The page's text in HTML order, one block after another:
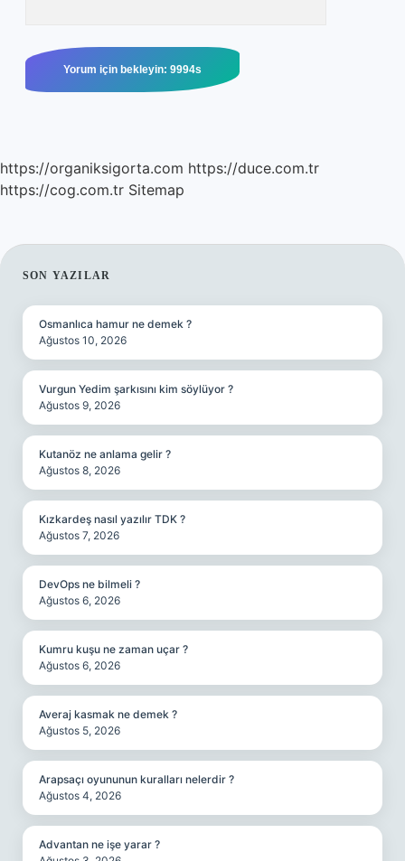
https://organiksigorta.com https://duce.com.tr
https://cog.com.tr Sitemap
SIDEBAR
SON YAZILAR
Osmanlıca hamur ne demek ?
Ağustos 10, 2026
Vurgun Yedim şarkısını kim söylüyor ?
Ağustos 9, 2026
Kutanöz ne anlama gelir ?
Ağustos 8, 2026
Kızkardeş nasıl yazılır TDK ?
Ağustos 7, 2026
DevOps ne bilmeli ?
Ağustos 6, 2026
Kumru kuşu ne zaman uçar ?
Ağustos 6, 2026
Averaj kasmak ne demek ?
Ağustos 5, 2026
Arapsaçı oyununun kuralları nelerdir ?
Ağustos 4, 2026
Advantan ne işe yarar ?